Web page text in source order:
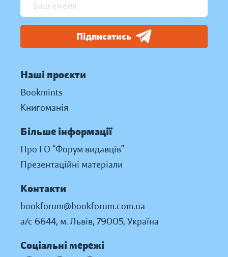
Підписатись
Наші проєкти
Bookmints
Книгоманія
Більше інформації
Про ГО “Форум видавців”
Презентаційні матеріали
Контакти
bookforum@bookforum.com.ua
а/с 6644, м. Львів, 79005, Україна
Соціальні мережі